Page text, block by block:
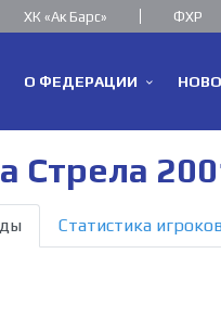
ХК «Ак Барс» ФХР
О ФЕДЕРАЦИИ
Стрела
Статистика